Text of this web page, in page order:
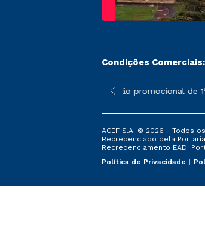
Condições Comerciais:
sofrer alterações nos períodos de
*A condição promocional de 1ª
ACEF S.A. © 2026 - Todos
Recredenciado pela Portaria
Recredenciamento EAD:
Política de Privacidade